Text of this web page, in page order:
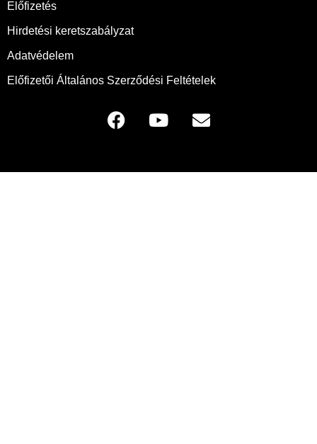
Előfizetés
Hirdetési keretszabályzat
Adatvédelem
Előfizetői Általános Szerződési Feltételek